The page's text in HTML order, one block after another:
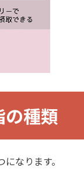
種類
なります。